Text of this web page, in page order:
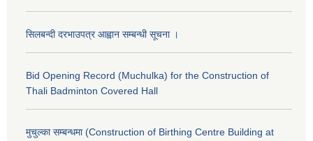
सिलबन्दी दरभाउपत्र आह्वान सम्बन्धी सूचना ।
Bid Opening Record (Muchulka) for the Construction of
Thali Badminton Covered Hall
मुचुल्का सम्बन्धमा (Construction of Birthing Centre Building at